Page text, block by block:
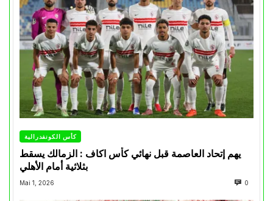
كأس الكونفدرالية
يهم إتحاد العاصمة قبل نهائي كأس اكاف : الزمالك يسقط
Mai 1, 2026 0